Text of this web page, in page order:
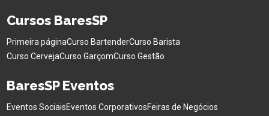
Cursos BaresSP
Primeira páginaCurso BartenderCurso Barista
Curso CervejaCurso GarçomCurso Gestão
BaresSP Eventos
Eventos SociaisEventos CorporativosFeiras de Negócios